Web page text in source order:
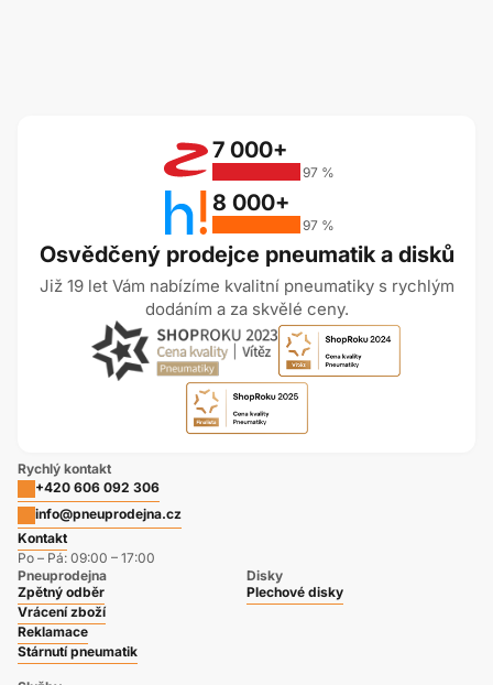
Osvědčený prodejce pneumatik a disků
Již 19 let Vám nabízíme kvalitní pneumatiky s rychlým
dodáním a za skvělé ceny.
7 000+
97 %
8 000+
97 %
Rychlý kontakt
+420 606 092 306
info@pneuprodejna.cz
Kontakt
Po – Pá: 09:00 – 17:00
Pneuprodejna
Zpětný odběr
Vrácení zboží
Reklamace
Stárnutí pneumatik
Disky
Plechové disky